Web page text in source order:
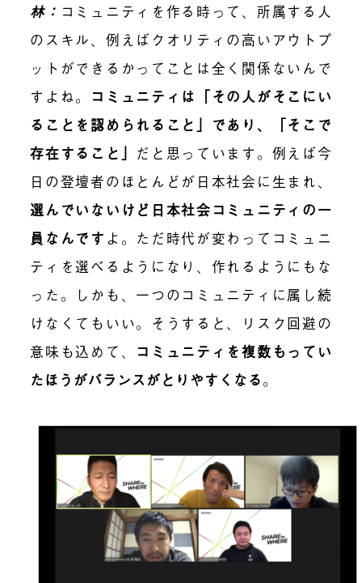
林： コミュニティを作る時って、所属する人
のスキル、例えばクオリティの高いアウトプ
ットができるかってことは全く関係ないんで
すよね。
コミュニティは「その人がそこにい
ることを認められること」であり、「そこで
存在すること」 だと思っています。例えば今
日の登壇者のほとんどが日本社会に生まれ、
選んでいないけど日本社会コミュニティの一
員なんです よ。ただ時代が変わってコミュニ
ティを選べるようになり、作れるようにもな
った。しかも、一つのコミュニティに属し続
けなくてもいい。そうすると、リスク回避の
意味も込めて、
コミュニティを複数もってい
たほうがバランスがとりやすくなる。